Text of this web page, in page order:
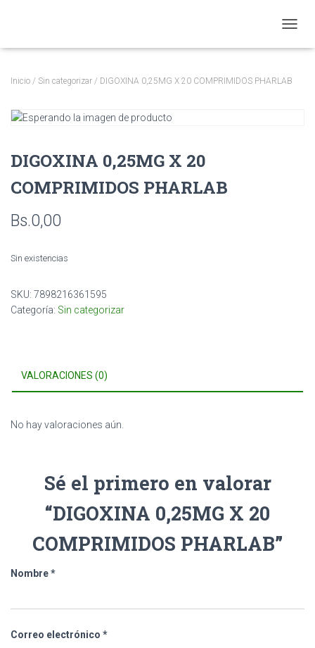
Inicio / Sin categorizar / DIGOXINA 0,25MG X 20 COMPRIMIDOS PHARLAB
DIGOXINA 0,25MG X 20
COMPRIMIDOS PHARLAB
Bs.0,00
Sin existencias
SKU: 7898216361595
Categoría: Sin categorizar
VALORACIONES (0)
No hay valoraciones aún.
Sé el primero en valorar
“DIGOXINA 0,25MG X 20
COMPRIMIDOS PHARLAB”
Nombre*
Correo electrónico *